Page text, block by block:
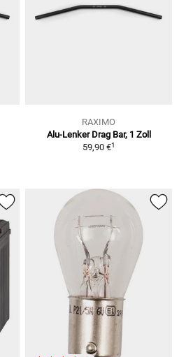
RAXIMO
Alu-Lenker Drag Bar, 1 Zoll
59,90 €1